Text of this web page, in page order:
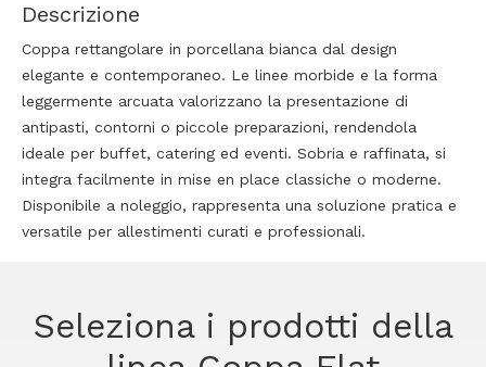
Descrizione
Coppa rettangolare in porcellana bianca dal design
elegante e contemporaneo. Le linee morbide e la forma
leggermente arcuata valorizzano la presentazione di
antipasti, contorni o piccole preparazioni, rendendola
ideale per buffet, catering ed eventi. Sobria e raffinata, si
integra facilmente in mise en place classiche o moderne.
Disponibile a noleggio, rappresenta una soluzione pratica e
versatile per allestimenti curati e professionali.
Seleziona i prodotti della